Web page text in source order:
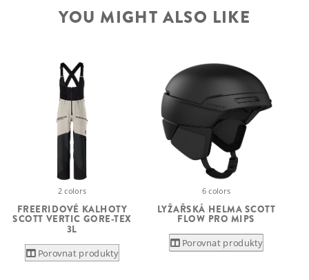
YOU MIGHT ALSO LIKE
2 colors
FREERIDOVÉ KALHOTY
SCOTT VERTIC GORE-TEX
3L
Porovnat produkty
6 colors
LYŽAŘSKÁ HELMA SCOTT
FLOW PRO MIPS
Porovnat produkty